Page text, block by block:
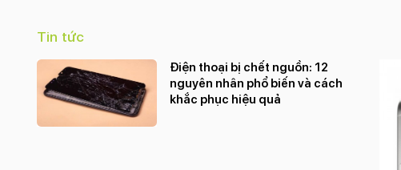
Xóa phông
Tự động lấy nét (AF)
Retina Flash
Quay video HD
Quay video Full HD
Tin tức
Điện thoại bị chết nguồn: 12
nguyên nhân phổ biến và cách
khắc phục hiệu quả